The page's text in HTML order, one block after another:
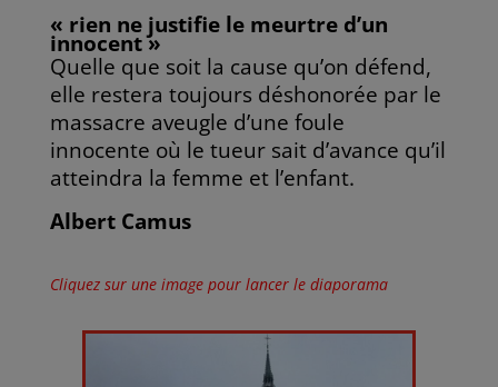
« rien ne justifie le meurtre d’un
innocent »
Quelle que soit la cause qu’on défend,
elle restera toujours déshonorée par le
massacre aveugle d’une foule
innocente où le tueur sait d’avance qu’il
atteindra la femme et l’enfant.
Albert Camus
Cliquez sur une image pour lancer le diaporama